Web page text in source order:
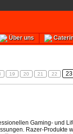
Über uns
19 20 21 22 23
Gaming- und
Razer-Produkte